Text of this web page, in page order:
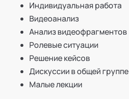
Индивидуальная работа
Видеоанализ
Анализ видеофрагментов
Ролевые ситуации
Решение кейсов
Дискуссии в общей группе
Малые лекции